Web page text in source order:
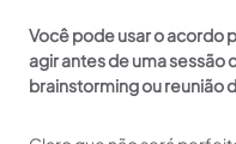
Você pode usar o acordo
agir antes de uma sessão
brainstorming ou reunião